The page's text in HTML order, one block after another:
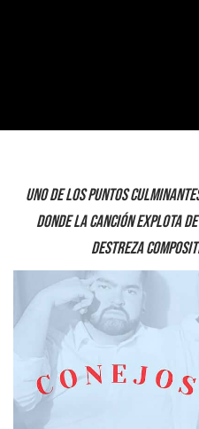
Uno de los puntos
donde la canción explota
destreza